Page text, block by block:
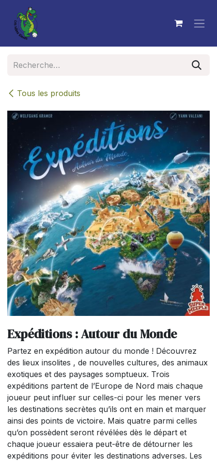
Se rendre au contenu
Tous les produits
Expéditions : Autour du Monde
Partez en expédition autour du monde ! Découvrez
des lieux insolites , de nouvelles cultures, des animaux
exotiques et des paysages somptueux. Trois
expéditions partent de l’Europe de Nord mais chaque
joueur peut influer sur celles-ci pour les mener vers
les destinations secrètes qu’ils ont en main et marquer
ainsi des points de victoire. Mais quatre parmi celles
qu’on possèdent seront révélées dès le départ et
chaque joueur essaiera peut-être de détourner les
expéditions pour éviter les destinations adverses. Les